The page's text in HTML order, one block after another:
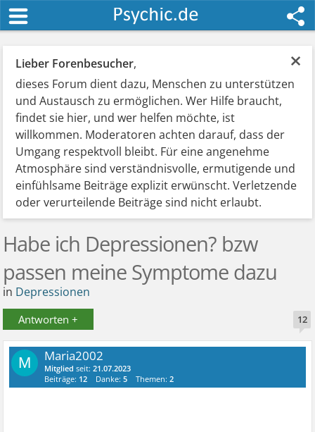
×
Lieber Forenbesucher,
dieses Forum dient dazu, Menschen zu unterstützen
und Austausch zu ermöglichen. Wer Hilfe braucht,
findet sie hier, und wer helfen möchte, ist
willkommen. Moderatoren achten darauf, dass der
Umgang respektvoll bleibt. Für eine angenehme
Atmosphäre sind verständnisvolle, ermutigende und
einfühlsame Beiträge explizit erwünscht. Verletzende
oder verurteilende Beiträge sind nicht erlaubt.
Habe ich Depressionen? bzw
passen meine Symptome dazu
in Depressionen
Antworten + 12
M Maria2002
Mitglied seit:21.07.2023
Beiträge: 12 Danke:5 Themen:2